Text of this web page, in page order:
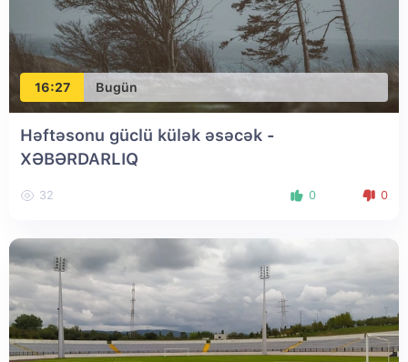
16:27 Bugün
Həftəsonu güclü külək əsəcək -
XƏBƏRDARLIQ
32 0 0